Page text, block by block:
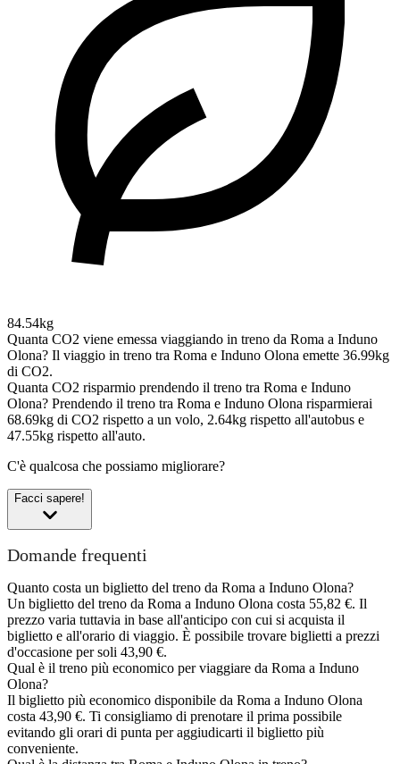
84.54kg
Quanta CO2 viene emessa viaggiando in treno da Roma a Induno
Olona? Il viaggio in treno tra Roma e Induno Olona emette 36.99kg
di CO2.
Quanta CO2 risparmio prendendo il treno tra Roma e Induno
Olona? Prendendo il treno tra Roma e Induno Olona risparmierai
68.69kg di CO2 rispetto a un volo, 2.64kg rispetto all'autobus e
47.55kg rispetto all'auto.
C'è qualcosa che possiamo migliorare?
Facci sapere!
Domande frequenti
Quanto costa un biglietto del treno da Roma a Induno Olona?
Un biglietto del treno da Roma a Induno Olona costa 55,82 €. Il
prezzo varia tuttavia in base all'anticipo con cui si acquista il
biglietto e all'orario di viaggio. È possibile trovare biglietti a prezzi
d'occasione per soli 43,90 €.
Qual è il treno più economico per viaggiare da Roma a Induno
Olona?
Il biglietto più economico disponibile da Roma a Induno Olona
costa 43,90 €. Ti consigliamo di prenotare il prima possibile
evitando gli orari di punta per aggiudicarti il biglietto più
conveniente.